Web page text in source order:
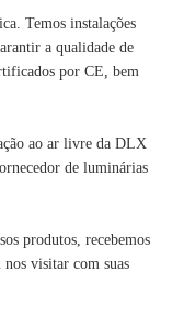
Temos instalações
a qualidade de
por CE, bem
ao ar livre da DLX
de luminárias
produtos, recebemos
visitar com suas